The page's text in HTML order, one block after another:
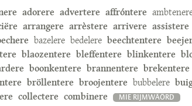
adorere advertere affróntere
arrangere arrèstere arrivere assistere
bazelere bedelere beechtentere
blaozentere bleffentere blinkentere
boonkentere brannentere brekentere
bröllentere broojentere bubbelere
collectere combinere MIE RIJMWÄÖRD